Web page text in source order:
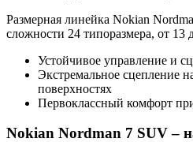
Размерная линейка Nokian
сложности 24 типоразмера, от 13
Устойчивое управление и
Экстремальное сцепление
поверхностях
Первоклассный комфорт
Nokian Nordman 7 SUV –